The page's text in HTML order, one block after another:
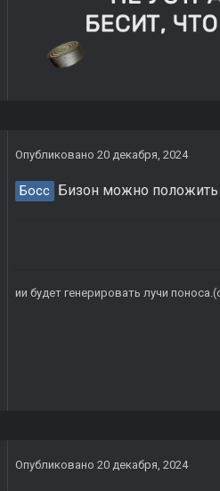
Опубликовано 20 декабря, 2024
Босс Бизон можно
ии будет генерировать лучи
Опубликовано 20 декабря, 2024